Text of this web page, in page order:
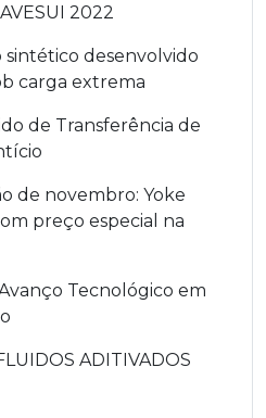
2022
desenvolvido
carga extrema
de Transferência de
de novembro: Yoke
preço especial na
Tecnológico em
ADITIVADOS